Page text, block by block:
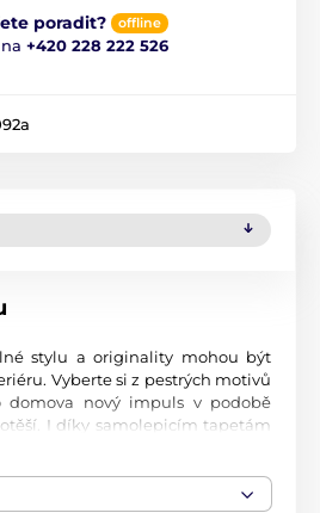
poradit? offline
+420 228 222 526
stylu a originality mohou být
Vyberte si z pestrých motivů
domova nový impuls v podobě
I díky samolepicím tapetám